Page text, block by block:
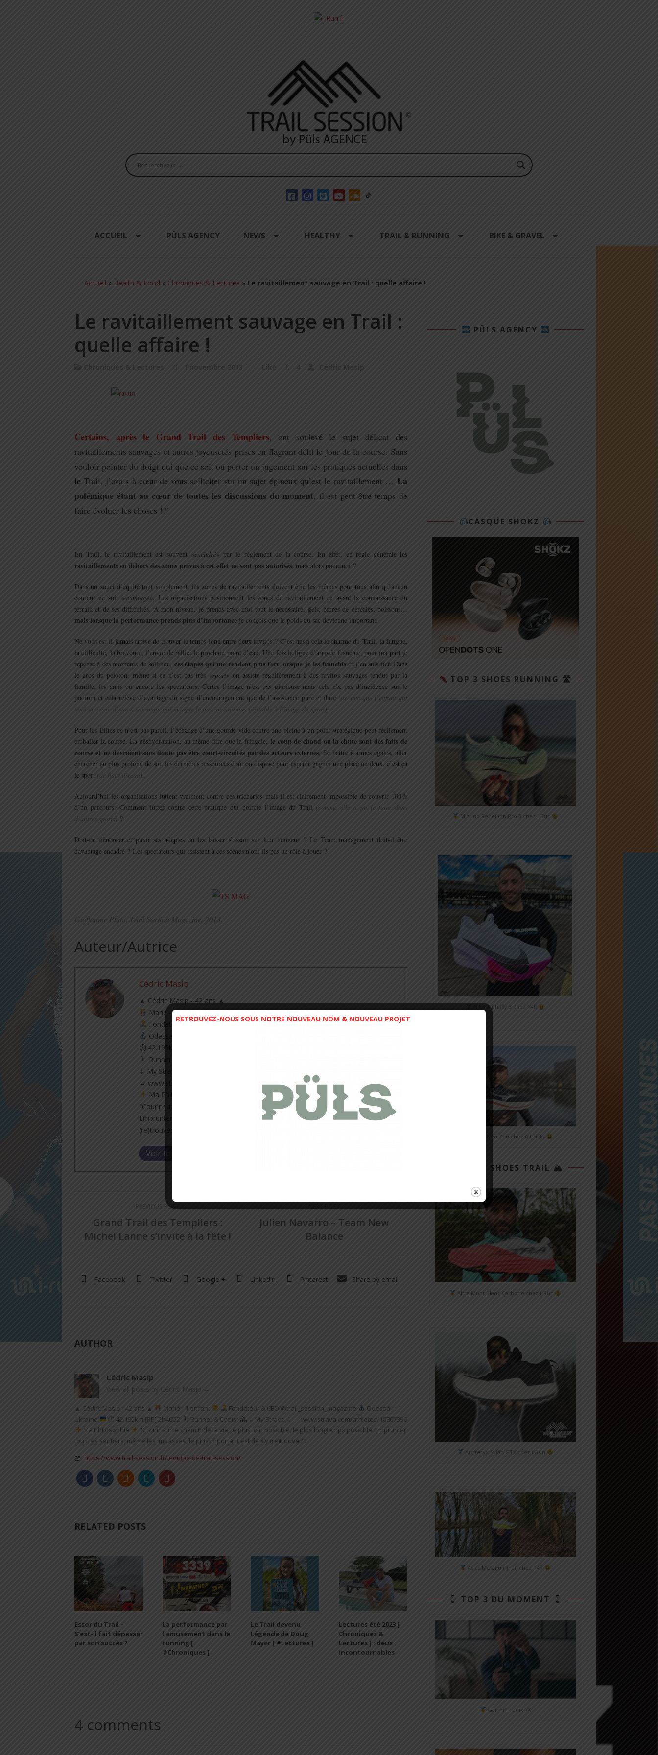
ACCUEIL PÜLS AGENCY NEWS HEALTHY TRAIL & RUNNING BIKE & GRAVEL
Accueil » Health & Food » Chroniques & Lectures » Le ravitaillement sauvage en Trail : quelle affaire !
Le ravitaillement sauvage en Trail :
quelle affaire !
Chroniques & Lectures 1 novembre 2013 Like 4 Cédric Masip
Certains, après le Grand Trail des Templiers, ont soulevé le sujet délicat des
ravitaillements sauvages et autres joyeusetés prises en flagrant délit le jour de la course. Sans
vouloir pointer du doigt qui que ce soit ou porter un jugement sur les pratiques actuelles dans
le Trail, j’avais à cœur de vous solliciter sur un sujet épineux qu’est le ravitaillement … La
polémique étant au cœur de toutes les discussions du moment, il est peut-être temps de
faire évoluer les choses !?!
En Trail, le ravitaillement est souvent «encadré» par le règlement de la course. En effet, en règle générale les
ravitaillements en dehors des zones prévus à cet effet ne sont pas autorisés, mais alors pourquoi ?
Dans un souci d’équité tout simplement, les zones de ravitaillements doivent être les mêmes pour tous afin qu’aucun
coureur ne soit «avantagé». Les organisations positionnent les zones de ravitaillement en ayant la connaissance du
terrain et de ses difficultés. A mon niveau, je prends avec moi tout le nécessaire, gels, barres de céréales, boissons…
mais lorsque la performance prends plus d’importance je conçois que le poids du sac devienne important.
Ne vous est-il jamais arrivé de trouver le temps long entre deux ravitos ? C’est aussi cela le charme du Trail, la fatigue,
la difficulté, la bravoure, l’envie de rallier le prochain point d’eau. Une fois la ligne d’arrivée franchie, pour ma part je
repense à ces moments de solitude, ces étapes qui me rendent plus fort lorsque je les franchiset j’en suis fier. Dans
le gros du peloton, même si ce n’est pas très «sport» on assiste régulièrement à des ravitos sauvages tendus par la
famille, les amis ou encore les spectateurs. Certes l’image n’est pas glorieuse mais cela n’a pas d’incidence sur le
podium et cela relève d’avantage du signe d’encouragement que de l’assistance pure et dure (avouer que l’enfant qui
tend un verre d’eau à son papa qui marque le pas, ne nuit pas véritable à l’image du sport).
Pour les Elites ce n’est pas pareil, l’échange d’une gourde vide contre une pleine à un point stratégique peut réellement
emballer la course. La déshydratation, au même titre que la fringale, le coup de chaud ou la chute sont des faits de
course et ne devraient sans doute pas être court-circuités par des acteurs externes. Se battre à armes égales, aller
chercher au plus profond de soit les dernières ressources dont on dispose pour espérer gagner une place ou deux, c’est ça
le sport (de haut niveau).
Aujourd’hui les organisations luttent vraiment contre ces tricheries mais il est clairement impossible de couvrir 100%
d’un parcours. Comment lutter contre cette pratique qui noircie l’image du Trail (comme elle a pu le faire dans
d’autres sports) ?
Doit-on dénoncer et punir ses adeptes ou les laisser s’assoir sur leur honneur ? Le Team management doit-il être
davantage encadré ? Les spectateurs qui assistent à ces scènes n’ont-ils pas un rôle à jouer ?
Guillaume Plata, Trail Session Magazine, 2013.
Auteur/Autrice
Cédric Masip
▲ Cédric Masip - 42 ans ▲
Marié - 1 enfant
Fondateur & CEO @trail_session_magazine
Odessa - Ukraine
⏱ 42.195km [RP] 2h46’52
Runner & Cyclist
⇣ My Strava ⇣
→ www.strava.com/athletes/18867396
Ma Philosophie
"Courir sur le chemin de la vie, le plus loin possible, le plus longtemps possible.
Emprunter tous les sentiers, même les impasses, le plus important est de s’y
(re)trouver".
Voir toutes les publications
PREVIOUS POST
Grand Trail des Templiers :
Michel Lanne s’invite à la fête !
Julien Navarro – Team New
Balance
Facebook Twitter Google + Linkedin Pinterest Share by email
AUTHOR
Cédric Masip
View all posts by Cédric Masip →
▲ Cédric Masip - 42 ans ▲ Marié - 1 enfant Fondateur & CEO @trail_session_magazine
Odessa -
Ukraine
⏱ 42.195km [RP] 2h46’52 Runner & Cyclist
⇣ My Strava ⇣ → www.strava.com/athletes/18867396
Ma Philosophie
"Courir sur le chemin de la vie, le plus loin possible, le plus longtemps possible. Emprunter
tous les sentiers, même les impasses, le plus important est de s’y (re)trouver".
https://www.trail-session.fr/lequipe-de-trail-session/
RELATED POSTS
Essor du Trail –
S’est-il fait dépasser
par son succès ?
La performance par
l’amusement dans le
running [
#Chroniques ]
Le Trail devenu
Légende de Doug
Mayer [ #Lectures ]
Lectures été 2023 [
Chroniques &
Lectures ] : deux
incontournables
4 comments
PÜLS AGENCY
CASQUE SHOKZ
TOP 3 SHOES RUNNING 🛣
Mizuno Rebellion Pro 3 chez i-Run
Nike Alphafly 3 chez T4R
Mizuno Neo Zen chez Alltricks
TOP 3 SHOES TRAIL 🏔
Altra Mont Blanc Carbone chez i-Run
Arc'teryx Sylan GTX chez i-Run
Asics MetaFuji Trail chez T4R
TOP 3 DU MOMENT
Garmin Fénix 7X
RETROUVEZ-NOUS SOUS NOTRE NOUVEAU NOM & NOUVEAU PROJET